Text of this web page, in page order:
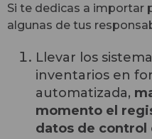
Si te dedicas a importar
algunas de tus
Llevar los
inventarios en
automatizada,
momento el
datos de control